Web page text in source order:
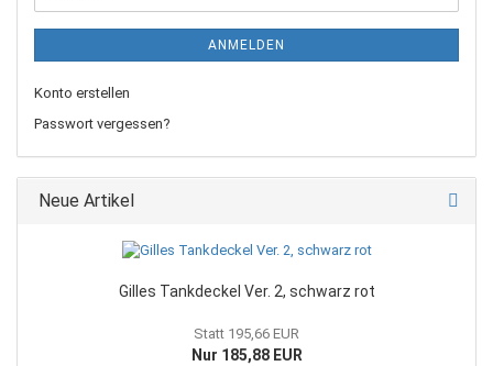
ANMELDEN
Konto erstellen
Passwort vergessen?
Neue Artikel
Gilles Tankdeckel Ver. 2, schwarz rot
Statt 195,66 EUR
Nur 185,88 EUR